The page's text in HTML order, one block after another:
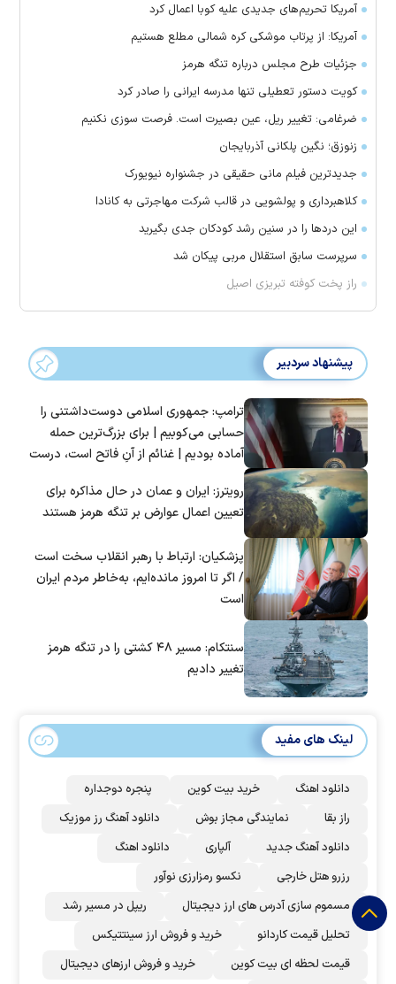
آمریکا تحریم‌های جدیدی علیه کوبا اعمال کرد
آمریکا: از پرتاب موشکی کره شمالی مطلع هستیم
جزئیات طرح مجلس درباره تنگه هرمز
کویت دستور تعطیلی تنها مدرسه ایرانی را صادر کرد
ضرغامی: تغییر ریل، عین بصیرت است. فرصت سوزی نکنیم
زنوزق؛ نگین پلکانی آذربایجان
جدیدترین فیلم مانی حقیقی در جشنواره نیویورک
کلاهبرداری و پولشویی در قالب شرکت مهاجرتی به کانادا
این درد‌ها را در سنین رشد کودکان جدی بگیرید
سرپرست سابق استقلال مربی پیکان شد
راز پخت کوفته تبریزی اصیل
پیشنهاد سردبیر
ترامپ: جمهوری اسلامی دوست‌داشتنی را
حسابی می‌کوبیم | برای بزرگ‌ترین حمله
آماده بودیم | غنائم از آنِ فاتح است، درست
رویترز: ایران و عمان در حال مذاکره برای
تعیین اعمال عوارض بر تنگه هرمز هستند
پزشکیان: ارتباط با رهبر انقلاب سخت است
/ اگر تا امروز مانده‌ایم، به‌خاطر مردم ایران
است
سنتکام: مسیر ۴۸ کشتی را در تنگه هرمز
تغییر دادیم
لینک های مفید
دانلود اهنگ خرید بیت کوین
پنجره دوجداره
راز بقا
نمایندگی مجاز بوش
دانلود آهنگ رز‌ موزیک
دانلود آهنگ جدید
آلپاری
دانلود اهنگ
رزرو هتل خارجی
نکسو رمزارزی نوآور
مسموم سازی آدرس های ارز دیجیتال
ریپل در مسیر رشد
تحلیل قیمت کاردانو
خرید و فروش ارز سینتتیکس
قیمت لحظه ای بیت کوین
خرید و فروش ارزهای دیجیتال